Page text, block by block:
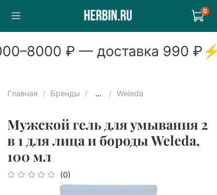
0
–8000₽ — доставка990₽
Главная Бренды ... Weleda
Мужской гель для умывания 2
в 1 для лица и бороды Weleda,
100 мл
(0)